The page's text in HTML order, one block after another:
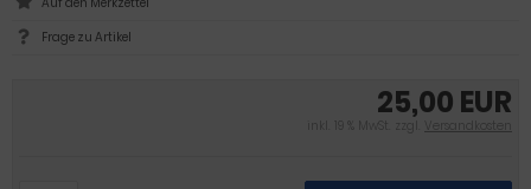
25,00 EUR
inkl. 19 % MwSt. zzgl. Versandkosten
Frage zu Artikel